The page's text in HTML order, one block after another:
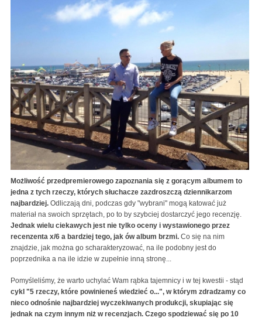
Możliwość przedpremierowego zapoznania się z gorącym albumem to
jedna z tych rzeczy, których słuchacze zazdroszczą dziennikarzom
najbardziej. Odliczają dni, podczas gdy "wybrani" mogą katować już
materiał na swoich sprzętach, po to by szybciej dostarczyć jego recenzję.
Jednak wielu ciekawych jest nie tylko oceny i wystawionego przez
recenzenta x/6 a bardziej tego, jak ów album brzmi. Co się na nim
znajdzie, jak można go scharakteryzować, na ile podobny jest do
poprzednika a na ile idzie w zupełnie inną stronę...
Pomyśleliśmy, że warto uchylać Wam rąbka tajemnicy i w tej kwestii - stąd
cykl "5 rzeczy, które powinieneś wiedzieć o...", w którym zdradzamy co
nieco odnośnie najbardziej wyczekiwanych produkcji, skupiając się
jednak na czym innym niż w recenzjach. Czego spodziewać się po 10